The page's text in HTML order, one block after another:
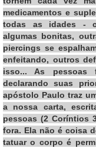
medicamentos e
todas as idades -
algumas bonitas,
piercings se
enfeitando, outros
isso... As pessoas
declarando suas
apóstolo Paulo traz
a nossa carta,
pessoas (2 Coríntios
fora. Ela não é coisa
tatuar o corpo é